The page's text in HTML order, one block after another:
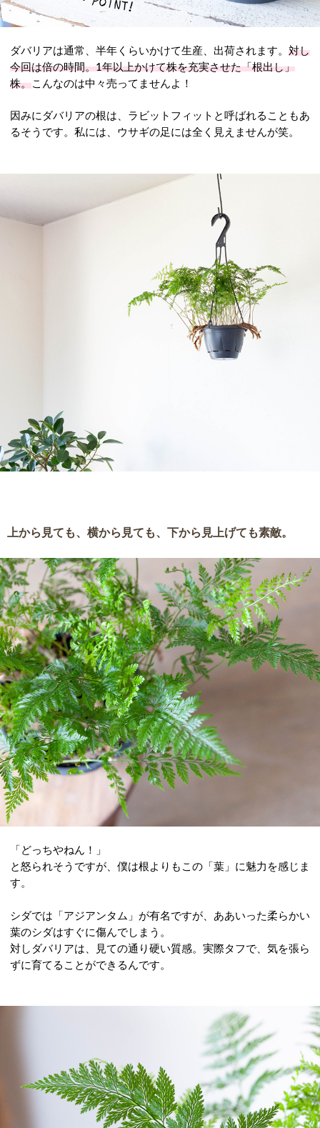
ダバリアは通常、半年くらいかけて生産、出荷されます。 対し
今回は倍の時間。1年以上かけて株を充実させた「根出し」
株。こんなのは中々売ってませんよ！
因みにダバリアの根は、ラビットフィットと呼ばれることもあ
るそうです。私には、ウサギの足には全く見えませんが笑。
上から見ても、横から見ても、下から見上げても素敵。
「どっちやねん！」
と怒られそうですが、僕は根よりもこの「葉」に魅力を感じま
す。
シダでは「アジアンタム」が有名ですが、ああいった柔らかい
葉のシダはすぐに傷んでしまう。
対しダバリアは、見ての通り硬い質感。実際タフで、気を張ら
ずに育てることができるんです。